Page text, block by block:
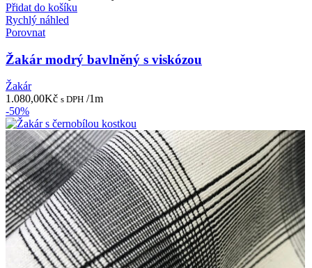
Přidat do košíku
Rychlý náhled
Porovnat
Žakár modrý bavlněný s viskózou
Žakár
1.080,00Kč s DPH /1m
-50%